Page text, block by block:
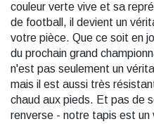
couleur verte vive et sa
de football, il devient un
votre pièce. Que ce soit en
du prochain grand
n'est pas seulement un
mais il est aussi très
chaud aux pieds. Et pas de
renverse - notre tapis est